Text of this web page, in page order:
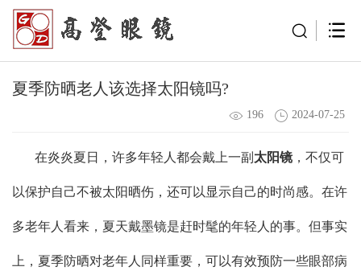
夏季防晒老人该选择太阳镜吗?
196 2024-07-25
在炎炎夏日，许多年轻人都会戴上一副 太阳镜 ，不仅可
以保护自己不被太阳晒伤，还可以显示自己的时尚感。在许
多老年人看来，夏天戴墨镜是赶时髦的年轻人的事。但事实
上，夏季防晒对老年人同样重要，可以有效预防一些眼部病